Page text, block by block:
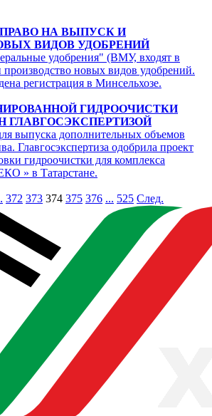
НА ВЫПУСК И
ВИДОВ УДОБРЕНИЙ
удобрения" (ВМУ, входят в
новых видов удобрений.
регистрация в Минсельхозе.
ГИДРООЧИСТКИ
ГЛАВГОСЭКСПЕРТИЗОЙ
выпуска дополнительных объемов
Главгосэкспертиза одобрила проект
гидроочистки для комплекса
» в Татарстане.
372 373 374 375 376 ... 525 След.